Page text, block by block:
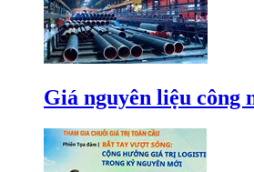
Giá nguyên liệu công